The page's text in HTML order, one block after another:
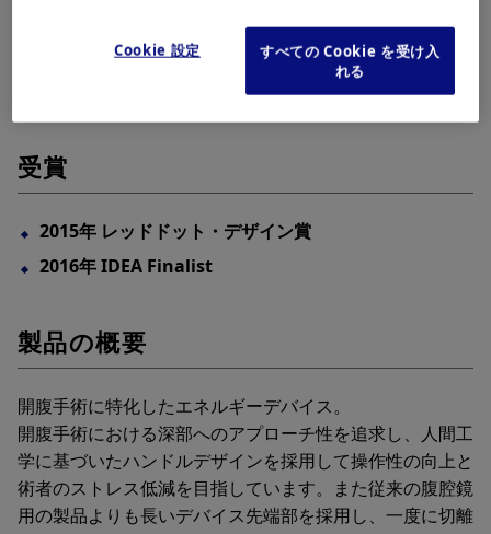
受賞
2015年 レッドドット・デザイン賞
2016年 IDEA Finalist
製品の概要
開腹手術に特化したエネルギーデバイス。
開腹手術における深部へのアプローチ性を追求し、人間工
学に基づいたハンドルデザインを採用して操作性の向上と
術者のストレス低減を目指しています。また従来の腹腔鏡
用の製品よりも長いデバイス先端部を採用し、一度に切離
Cookie 設定
すべての Cookie を受け入
れる